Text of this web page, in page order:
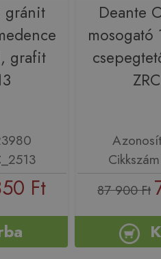
gránit
grafit
Ft
Deante
mosogató
87 900 Ft